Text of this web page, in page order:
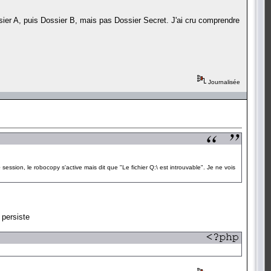
A, puis Dossier B, mais pas Dossier Secret. J'ai cru comprendre
Journalisée
le robocopy s'active mais dit que "Le fichier Q:\ est introuvable". Je ne vois
persiste